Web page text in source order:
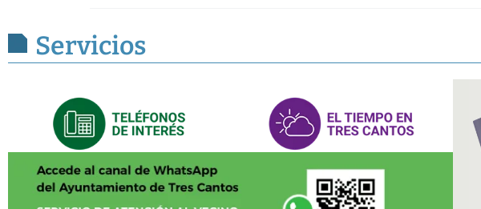
Servicios